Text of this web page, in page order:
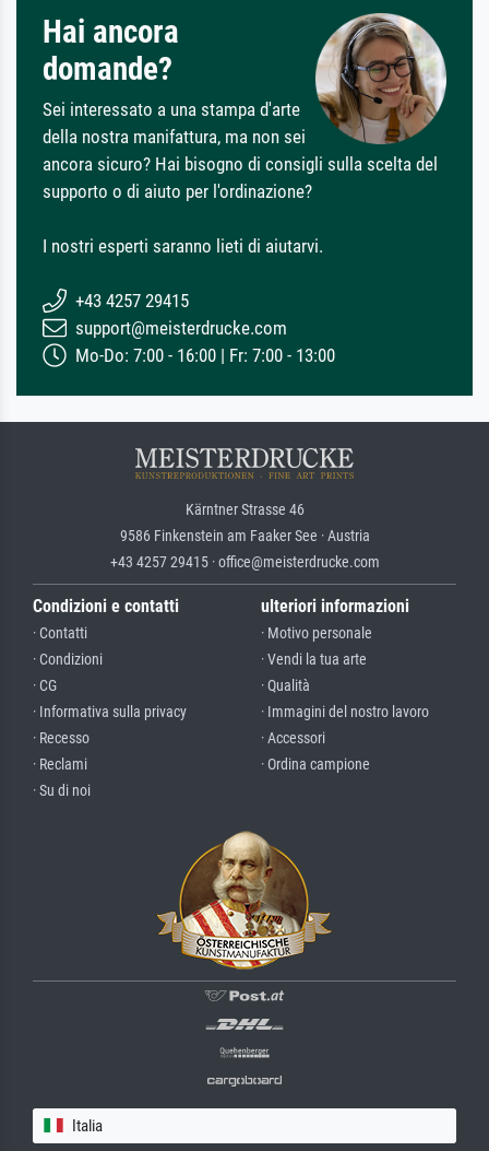
Hai ancora
domande?
Sei interessato a una stampa d'arte
della nostra manifattura, ma non sei
ancora sicuro? Hai bisogno di consigli sulla scelta del
supporto o di aiuto per l'ordinazione?
I nostri esperti saranno lieti di aiutarvi.
+43 4257 29415
support@meisterdrucke.com
Mo-Do: 7:00 - 16:00 | Fr: 7:00 - 13:00
Kärntner Strasse 46
9586 Finkenstein am Faaker See · Austria
+43 4257 29415 · office@meisterdrucke.com
Condizioni e contatti
· Contatti
· Condizioni
· CG
· Informativa sulla privacy
· Recesso
· Reclami
· Su di noi
ulteriori informazioni
· Motivo personale
· Vendi la tua arte
· Qualità
· Immagini del nostro lavoro
· Accessori
· Ordina campione
Italia